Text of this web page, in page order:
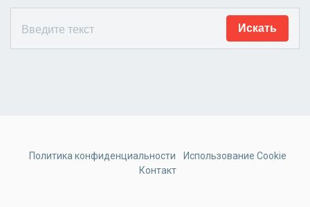
Политика конфиденциальности
Использование Cookie
Контакт